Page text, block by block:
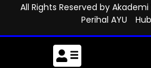
All Rights Reserved by
Perihal AYU